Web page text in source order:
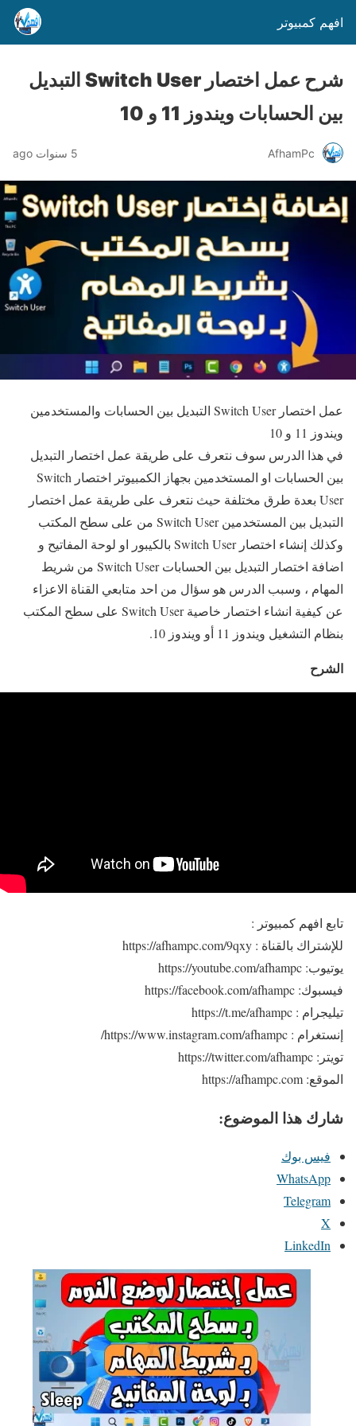
افهم كمبيوتر
شرح عمل اختصار Switch User التبديل
بين الحسابات ويندوز 11 و 10
AfhamPc 5 سنوات ago
عمل اختصار Switch User التبديل بين الحسابات والمستخدمين
ويندوز 11 و 10
في هذا الدرس سوف نتعرف على طريقة عمل اختصار التبديل
بين الحسابات او المستخدمين بجهاز الكمبيوتر اختصار Switch
User بعدة طرق مختلفة حيث نتعرف على طريقة عمل اختصار
التبديل بين المستخدمين Switch User من على سطح المكتب
وكذلك إنشاء اختصار Switch User بالكيبور او لوحة المفاتيح و
اضافة اختصار التبديل بين الحسابات Switch User من شريط
المهام ، وسبب الدرس هو سؤال من احد متابعي القناة الاعزاء
عن كيفية انشاء اختصار خاصية Switch User على سطح المكتب
بنظام التشغيل ويندوز 11 أو ويندوز 10.
الشرح
تابع افهم كمبيوتر :
للإشتراك بالقناة : https://afhampc.com/9qxy
يوتيوب: https://youtube.com/afhampc
فيسبوك: https://facebook.com/afhampc
تيليجرام : https://t.me/afhampc
إنستغرام : https://www.instagram.com/afhampc/
تويتر: https://twitter.com/afhampc
الموقع: https://afhampc.com
شارك هذا الموضوع:
فيس بوك
WhatsApp
Telegram
X
LinkedIn